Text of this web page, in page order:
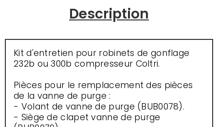
Description
Kit d'entretien pour robinets de gonflage
232b ou 300b compresseur Coltri.
Pièces pour le remplacement des pièces
de la vanne de purge :
- Volant de vanne de purge (BUB0078).
- Siège de clapet vanne de purge